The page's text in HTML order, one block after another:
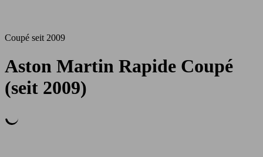
Coupé seit 2009
Aston Martin Rapide Coupé
(seit 2009)